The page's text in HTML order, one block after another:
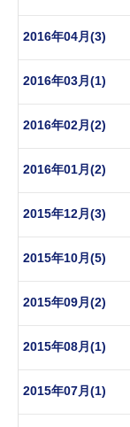
2016年04月(3)
2016年03月(1)
2016年02月(2)
2016年01月(2)
2015年12月(3)
2015年10月(5)
2015年09月(2)
2015年08月(1)
2015年07月(1)